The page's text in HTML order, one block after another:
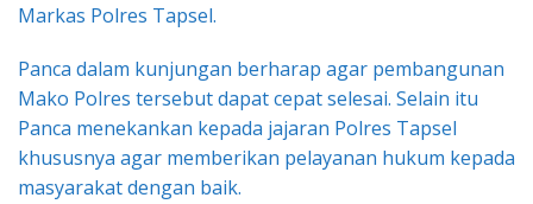
Markas Polres Tapsel.
Panca dalam kunjungan berharap agar pembangunan
Mako Polres tersebut dapat cepat selesai. Selain itu
Panca menekankan kepada jajaran Polres Tapsel
khususnya agar memberikan pelayanan hukum kepada
masyarakat dengan baik.